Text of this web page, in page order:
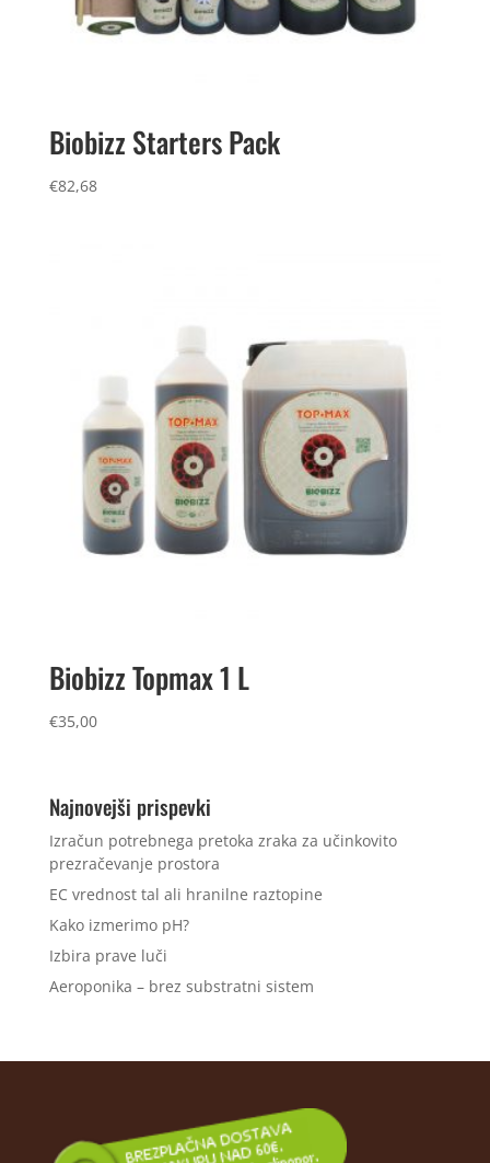
Biobizz Starters Pack
€82,68
Biobizz Topmax 1 L
€35,00
Najnovejši prispevki
Izračun potrebnega pretoka zraka za učinkovito
prezračevanje prostora
EC vrednost tal ali hranilne raztopine
Kako izmerimo pH?
Izbira prave luči
Aeroponika – brez substratni sistem